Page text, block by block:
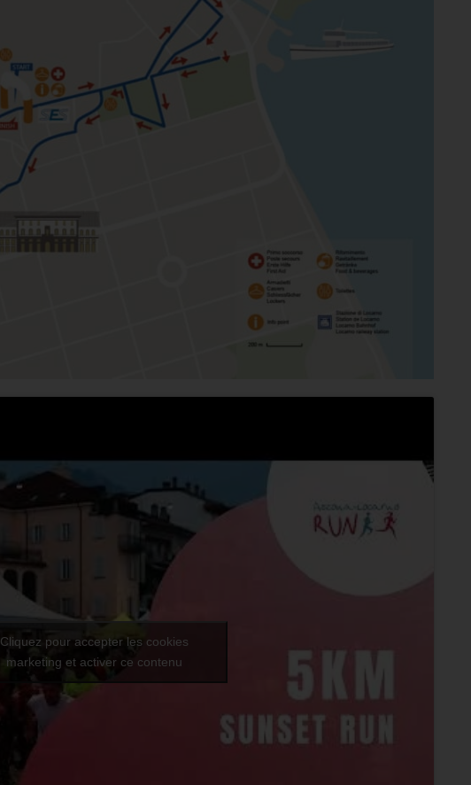
Cliquez pour accepter les cookies
marketing et activer ce contenu